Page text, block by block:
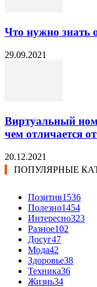
Что нужно знать
29.09.2021
Виртуальный
чем отличается
20.12.2021
ПОПУЛЯРНЫЕ
Позитив1536
Полезно1454
Интересно323
Разное102
Досуг47
Мода42
Здоровье38
Техника36
Жизнь34